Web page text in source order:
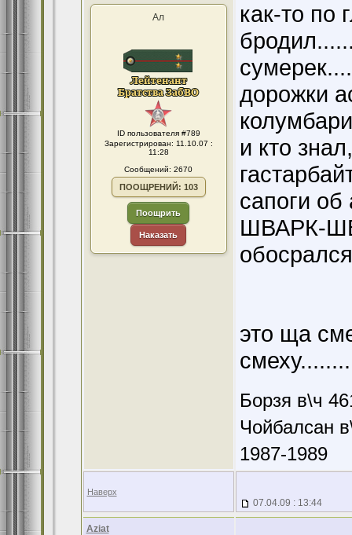
Ал
ID пользователя #789
Зарегистрирован: 11.10.07 :
11:28
Сообщений: 2670
ПООЩРЕНИЙ: 103
Поощрить
Наказать
как-то по
дорожки
и кто
сапоги об
ШВАРК-
это ща
Борзя в\ч
Чойбалсан
1987-1989
Наверх
07.04.09 : 13:44
Aziat